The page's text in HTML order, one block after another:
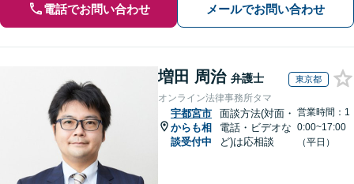
電話でお問い合わせ メールでお問い合わせ
増田 周治 弁護士 東京都
オンライン法律事務所タマ
宇都宮市
からも相
談受付中
面談方法(対面・
電話・ビデオな
ど)は応相談
営業時間：1
0:00~17:00
（平日）